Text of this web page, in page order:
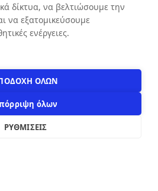
δίκτυα, να βελτιώσουμε την
να εξατομικεύσουμε
ενέργειες.
ΟΛΩΝ
όλων
ΡΥΘΜΙΣΕΙΣ